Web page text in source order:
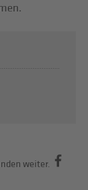
weiter.